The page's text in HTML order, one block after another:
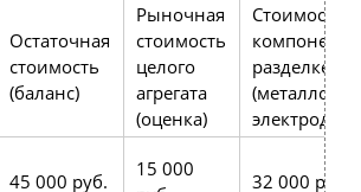
Остаточная
стоимость
(баланс)
Рыночная
стоимость
целого
агрегата
(оценка)
Стоимость
разделке
45 000 руб.
15 000
32 000 руб.